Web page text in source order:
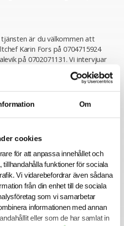
Om
cookies
för att anpassa innehållet och
tillhandahålla funktioner för sociala
Vi vidarebefordrar även sådana
från din enhet till de sociala
som vi samarbetar
informationen med annan
eller som de har samlat in
är du välkommen att
Karin Fors på 0704715924
på 0702071131. Vi intervjuar
att tillsättas innan